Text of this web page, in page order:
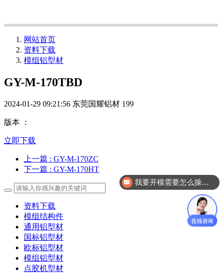
网站首页
资料下载
模组铝型材
GY-M-170TBD
2024-01-29 09:21:56 东莞国耀铝材 199
版本 ：
立即下载
上一篇 : GY-M-170ZC
下一篇 : GY-M-170HT
资料下载
模组结构件
通用铝型材
国标铝型材
欧标铝型材
模组铝型材
点胶机型材
我要开模需要怎么操作？